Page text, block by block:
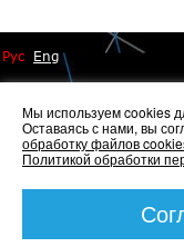
Рус Eng
©
Политика по
Политика
Мы используем cookies
Оставаясь с нами, вы
обработку файлов
Политикой обработки